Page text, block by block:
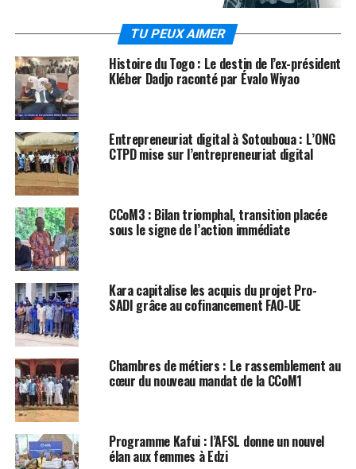
TU PEUX AIMER
Histoire du Togo : Le destin de l’ex-président
Kléber Dadjo raconté par Évalo Wiyao
Entrepreneuriat digital à Sotouboua : L’ONG
CTPD mise sur l’entrepreneuriat digital
CCoM3 : Bilan triomphal, transition placée
sous le signe de l’action immédiate
Kara capitalise les acquis du projet Pro-
SADI grâce au cofinancement FAO-UE
Chambres de métiers : Le rassemblement au
cœur du nouveau mandat de la CCoM1
Programme Kafui : l’AFSL donne un nouvel
élan aux femmes à Edzi